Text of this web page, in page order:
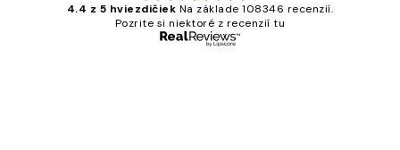
4.4 z 5 hviezdičiek Na základe 108346 recenzií.
Pozrite si niektoré z recenzií tu